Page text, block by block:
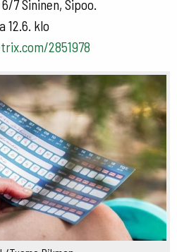
7 Sininen, Sipoo.
12.6. klo
2851978